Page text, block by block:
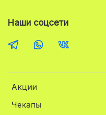
Акции
Чекапы
Наши соцсети